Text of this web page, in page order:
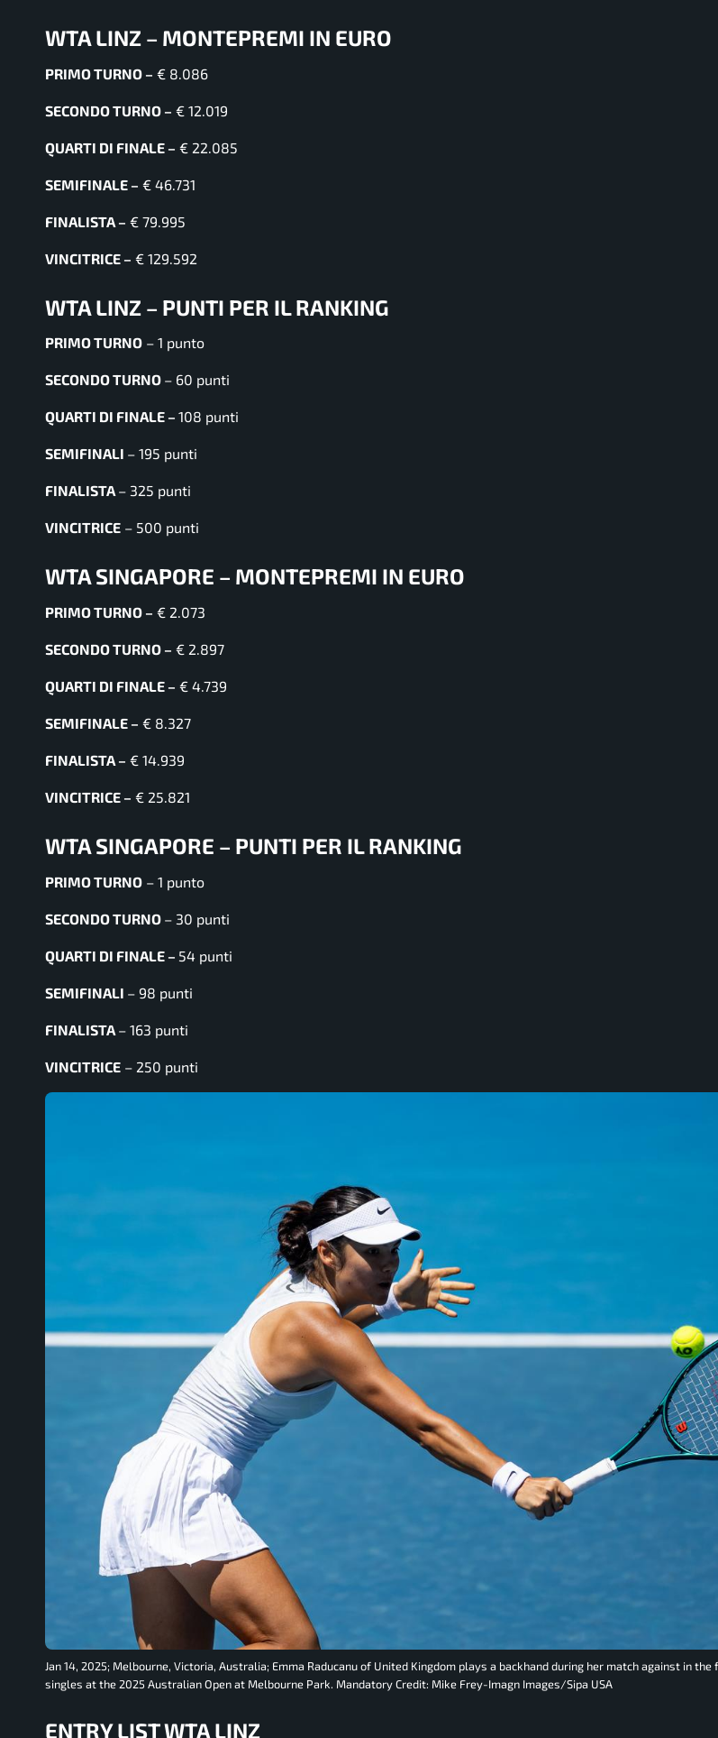
WTA LINZ – MONTEPREMI IN EURO
PRIMO TURNO – € 8.086
SECONDO TURNO – € 12.019
QUARTI DI FINALE – € 22.085
SEMIFINALE – € 46.731
FINALISTA – € 79.995
VINCITRICE – € 129.592
WTA LINZ – PUNTI PER IL RANKING
PRIMO TURNO – 1 punto
SECONDO TURNO – 60 punti
QUARTI DI FINALE – 108 punti
SEMIFINALI – 195 punti
FINALISTA – 325 punti
VINCITRICE – 500 punti
WTA SINGAPORE – MONTEPREMI IN EURO
PRIMO TURNO – € 2.073
SECONDO TURNO – € 2.897
QUARTI DI FINALE – € 4.739
SEMIFINALE – € 8.327
FINALISTA – € 14.939
VINCITRICE – € 25.821
WTA SINGAPORE – PUNTI PER IL RANKING
PRIMO TURNO – 1 punto
SECONDO TURNO – 30 punti
QUARTI DI FINALE – 54 punti
SEMIFINALI – 98 punti
FINALISTA – 163 punti
VINCITRICE – 250 punti
Jan 14, 2025; Melbourne, Victoria, Australia; Emma Raducanu of United Kingdom plays a backhand during her match against in
singles at the 2025 Australian Open at Melbourne Park. Mandatory Credit: Mike Frey-Imagn Images/Sipa USA
ENTRY LIST WTA LINZ